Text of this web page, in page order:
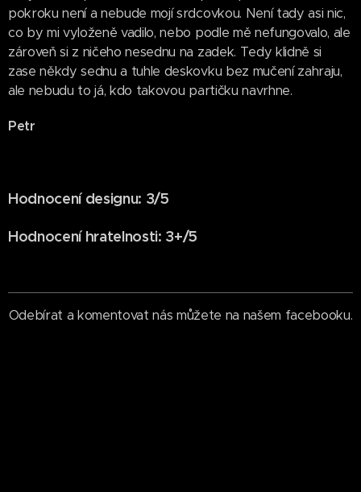
pokroku není a nebude mojí srdcovkou. Není tady asi nic,
co by mi vyloženě vadilo, nebo podle mě nefungovalo, ale
zároveň si z ničeho nesednu na zadek. Tedy klidně si
zase někdy sednu a tuhle deskovku bez mučení zahraju,
ale nebudu to já, kdo takovou partičku navrhne.
Petr
Hodnocení designu: 3/5
Hodnocení hratelnosti: 3+/5
Odebírat a komentovat nás můžete na našem facebooku.